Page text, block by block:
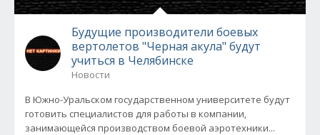
Будущие производители боевых
вертолетов "Черная акула" будут
учиться в Челябинске
Новости
В Южно-Уральском государственном университете будут
готовить специалистов для работы в компании,
занимающейся производством боевой аэротехники...